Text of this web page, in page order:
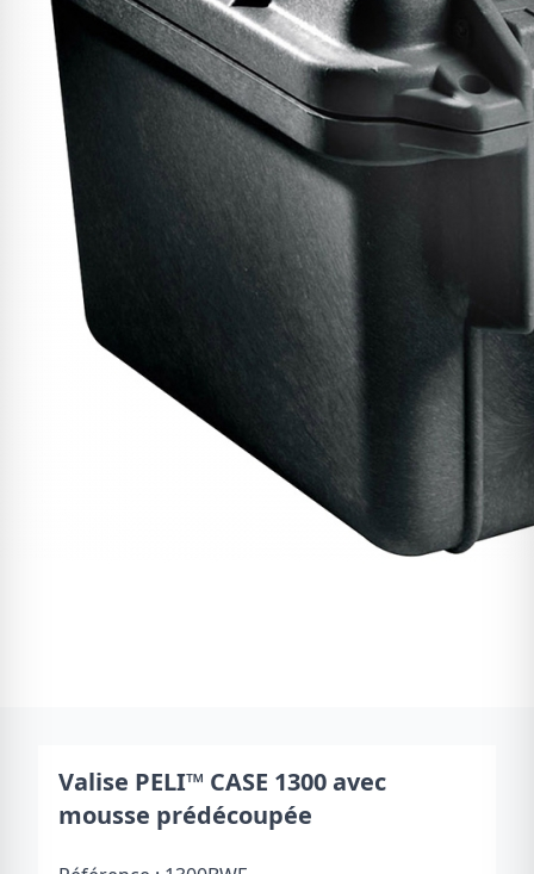
Valise PELI™ CASE 1300 avec
mousse prédécoupée